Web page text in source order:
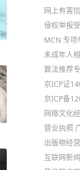
网上有害
侵权举报
MCN 专
未成年人
算法推荐
京ICP证
京ICP备
网络文化
营业执照
出版物经
互联网新